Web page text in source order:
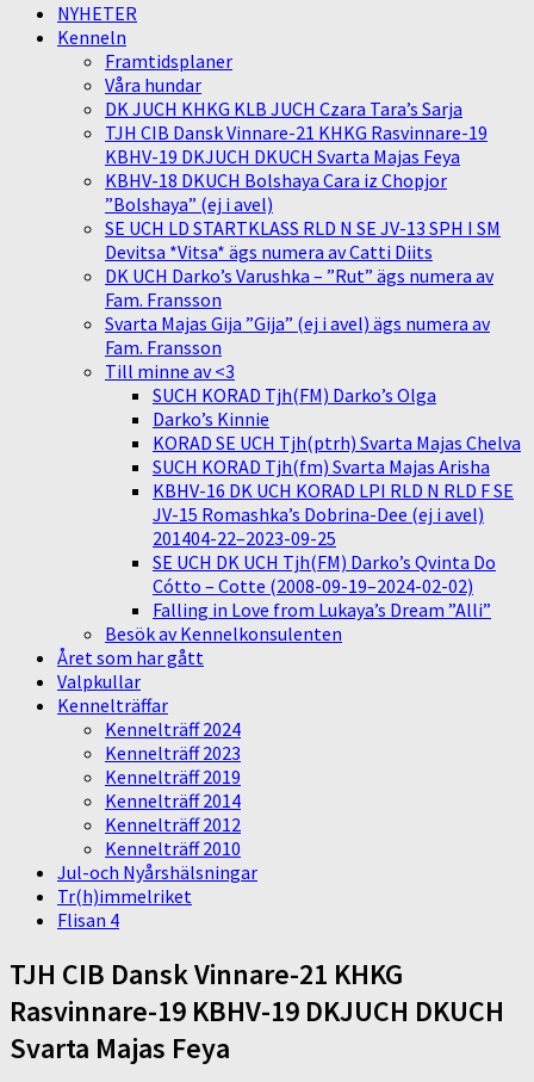
NYHETER
Kenneln
Framtidsplaner
Våra hundar
DK JUCH KHKG KLB JUCH Czara Tara’s Sarja
TJH CIB Dansk Vinnare-21 KHKG Rasvinnare-19
KBHV-19 DKJUCH DKUCH Svarta Majas Feya
KBHV-18 DKUCH Bolshaya Cara iz Chopjor
”Bolshaya” (ej i avel)
SE UCH LD STARTKLASS RLD N SE JV-13 SPH I SM
Devitsa *Vitsa* ägs numera av Catti Diits
DK UCH Darko’s Varushka – ”Rut” ägs numera av
Fam. Fransson
Svarta Majas Gija ”Gija” (ej i avel) ägs numera av
Fam. Fransson
Till minne av <3
SUCH KORAD Tjh(FM) Darko’s Olga
Darko’s Kinnie
KORAD SE UCH Tjh(ptrh) Svarta Majas Chelva
SUCH KORAD Tjh(fm) Svarta Majas Arisha
KBHV-16 DK UCH KORAD LPI RLD N RLD F SE
JV-15 Romashka’s Dobrina-Dee (ej i avel)
201404-22–2023-09-25
SE UCH DK UCH Tjh(FM) Darko’s Qvinta Do
Cótto – Cotte (2008-09-19–2024-02-02)
Falling in Love from Lukaya’s Dream ”Alli”
Besök av Kennelkonsulenten
Året som har gått
Valpkullar
Kennelträffar
Kennelträff 2024
Kennelträff 2023
Kennelträff 2019
Kennelträff 2014
Kennelträff 2012
Kennelträff 2010
Jul-och Nyårshälsningar
Tr(h)immelriket
Flisan 4
TJH CIB Dansk Vinnare-21 KHKG
Rasvinnare-19 KBHV-19 DKJUCH DKUCH
Svarta Majas Feya